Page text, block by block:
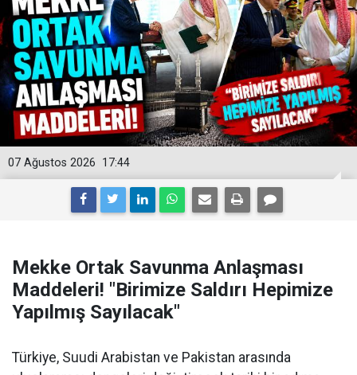
17:44
07 Ağustos 2026
Mekke Ortak Savunma Anlaşması
Maddeleri! "Birimize Saldırı Hepimize
Yapılmış Sayılacak"
Türkiye, Suudi Arabistan ve Pakistan arasında